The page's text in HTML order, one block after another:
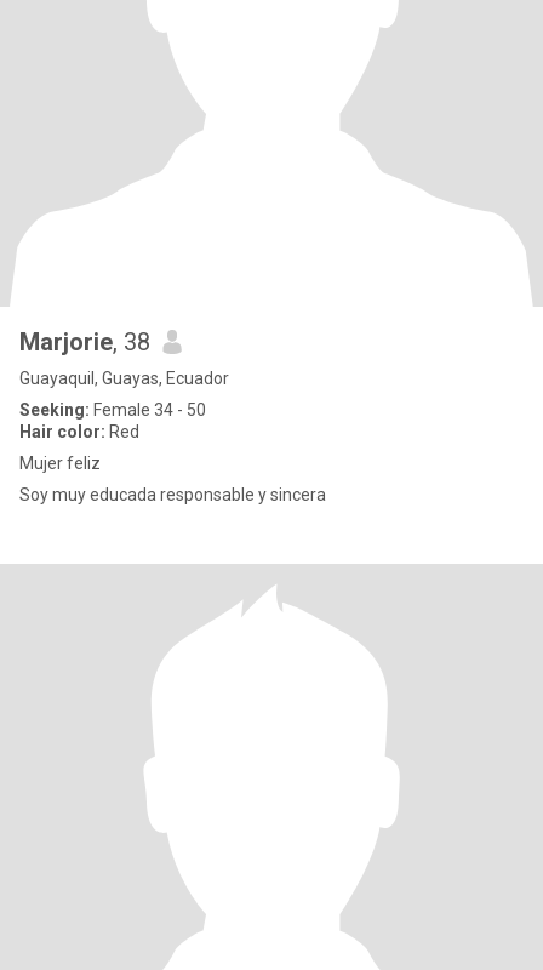
Marjorie, 38
Guayaquil, Guayas, Ecuador
Seeking: Female 34 - 50
Hair color: Red
Mujer feliz
Soy muy educada responsable y sincera